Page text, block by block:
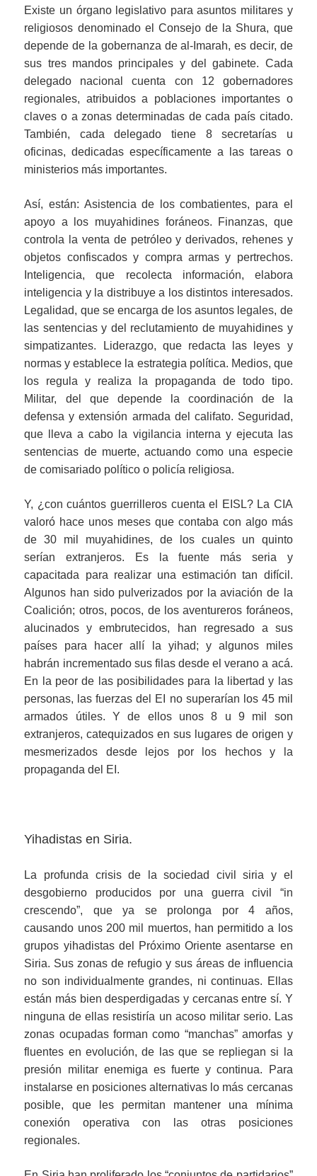
Existe un órgano legislativo para asuntos militares y
religiosos denominado el Consejo de la Shura, que
depende de la gobernanza de al-Imarah, es decir, de
sus tres mandos principales y del gabinete. Cada
delegado nacional cuenta con 12 gobernadores
regionales, atribuidos a poblaciones importantes o
claves o a zonas determinadas de cada país citado.
También, cada delegado tiene 8 secretarías u
oficinas, dedicadas específicamente a las tareas o
ministerios más importantes.
Así, están: Asistencia de los combatientes, para el
apoyo a los muyahidines foráneos. Finanzas, que
controla la venta de petróleo y derivados, rehenes y
objetos confiscados y compra armas y pertrechos.
Inteligencia, que recolecta información, elabora
inteligencia y la distribuye a los distintos interesados.
Legalidad, que se encarga de los asuntos legales, de
las sentencias y del reclutamiento de muyahidines y
simpatizantes. Liderazgo, que redacta las leyes y
normas y establece la estrategia política. Medios, que
los regula y realiza la propaganda de todo tipo.
Militar, del que depende la coordinación de la
defensa y extensión armada del califato. Seguridad,
que lleva a cabo la vigilancia interna y ejecuta las
sentencias de muerte, actuando como una especie
de comisariado político o policía religiosa.
Y, ¿con cuántos guerrilleros cuenta el EISL? La CIA
valoró hace unos meses que contaba con algo más
de 30 mil muyahidines, de los cuales un quinto
serían extranjeros. Es la fuente más seria y
capacitada para realizar una estimación tan difícil.
Algunos han sido pulverizados por la aviación de la
Coalición; otros, pocos, de los aventureros foráneos,
alucinados y embrutecidos, han regresado a sus
países para hacer allí la yihad; y algunos miles
habrán incrementado sus filas desde el verano a acá.
En la peor de las posibilidades para la libertad y las
personas, las fuerzas del EI no superarían los 45 mil
armados útiles. Y de ellos unos 8 u 9 mil son
extranjeros, catequizados en sus lugares de origen y
mesmerizados desde lejos por los hechos y la
propaganda del EI.
Yihadistas en Siria.
La profunda crisis de la sociedad civil siria y el
desgobierno producidos por una guerra civil “in
crescendo”, que ya se prolonga por 4 años,
causando unos 200 mil muertos, han permitido a los
grupos yihadistas del Próximo Oriente asentarse en
Siria. Sus zonas de refugio y sus áreas de influencia
no son individualmente grandes, ni continuas. Ellas
están más bien desperdigadas y cercanas entre sí. Y
ninguna de ellas resistiría un acoso militar serio. Las
zonas ocupadas forman como “manchas” amorfas y
fluentes en evolución, de las que se repliegan si la
presión militar enemiga es fuerte y continua. Para
instalarse en posiciones alternativas lo más cercanas
posible, que les permitan mantener una mínima
conexión operativa con las otras posiciones
regionales.